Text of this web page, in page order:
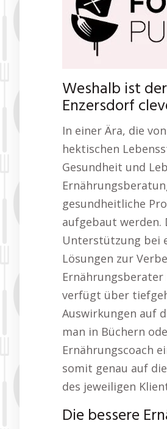
Weshalb ist
Enzersdorf
In einer Ära, die
hektischen
Gesundheit und
gesundheitliche
aufgebaut werden.
Unterstützung bei
Lösungen zur
verfügt über
Auswirkungen auf
man in Büchern
Ernährungscoach
somit genau auf
des jeweiligen
Die bessere